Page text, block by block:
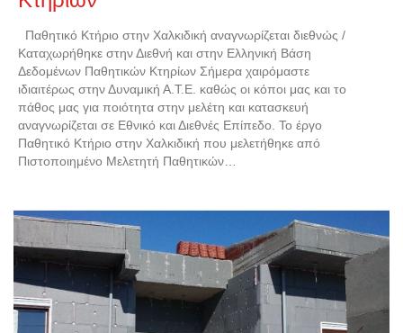
Παθητικό Κτήριο στην Χαλκιδική αναγνωρίζεται διεθνώς /
Καταχωρήθηκε στην Διεθνή και στην Ελληνική Βάση
Δεδομένων Παθητικών Κτηρίων Σήμερα χαιρόμαστε
ιδιαιτέρως στην Δυναμική Α.Τ.Ε. καθώς οι κόποι μας και το
πάθος μας για ποιότητα στην μελέτη και κατασκευή
αναγνωρίζεται σε Εθνικό και Διεθνές Επίπεδο. Το έργο
Παθητικό Κτήριο στην Χαλκιδική που μελετήθηκε από
Πιστοποιημένο Μελετητή Παθητικών…